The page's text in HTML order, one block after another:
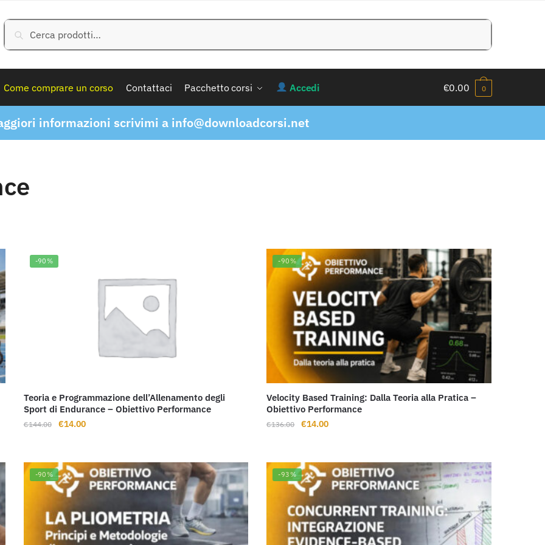
Cerca:
Cerca
Come comprare un corso Contattaci Pacchetto corsi Accedi €0.00 0
informazioni scrivimi a info@downloadcorsi.net
-90%
Teoria e Programmazione dell’Allenamento degli
Sport di Endurance – Obiettivo Performance
€144.00
Il
era:
€144.00.
€14.00Il
è:
€14.00.
-90%
Velocity Based Training: Dalla Teoria alla Pratica –
Obiettivo Performance
€136.00
Il
era:
€136.00.
€14.00Il
è:
€14.00.
-90% -93%